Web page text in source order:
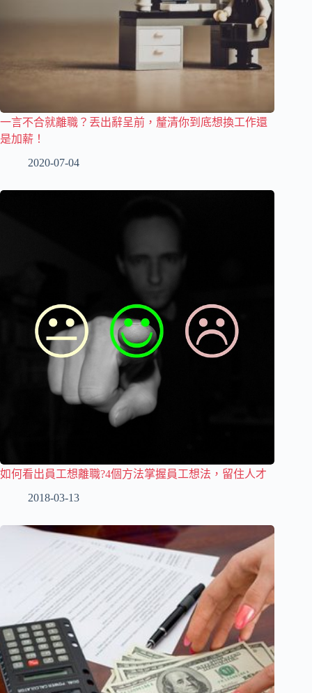
一言不合就離職？丟出辭呈前，釐清你到底想換工作還
是加薪！
2020-07-04
如何看出員工想離職?4個方法掌握員工想法，留住人才
2018-03-13